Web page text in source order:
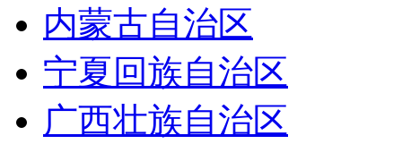
内蒙古自治区
宁夏回族自治区
广西壮族自治区